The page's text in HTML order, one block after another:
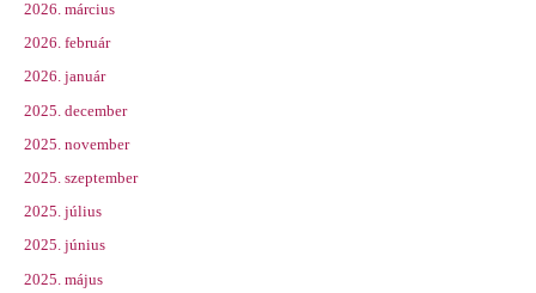
2026. március
2026. február
2026. január
2025. december
2025. november
2025. szeptember
2025. július
2025. június
2025. május